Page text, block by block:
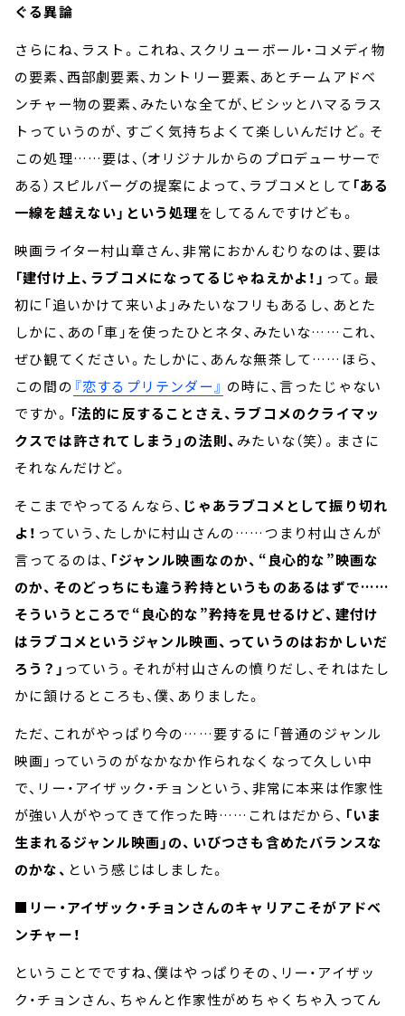
ぐる異論
さらにね、ラスト。これね、スクリューボール・コメディ物
の要素、西部劇要素、カントリー要素、あとチームアドベ
ンチャー物の要素、みたいな全てが、ビシッとハマるラス
トっていうのが、すごく気持ちよくて楽しいんだけど。そ
この処理……要は、（オリジナルからのプロデューサーで
ある）スピルバーグの提案によって、ラブコメとして 「ある
一線を越えない」という処理をしてるんですけども。
映画ライター村山章さん、非常におかんむりなのは、要は
「建付け上、ラブコメになってるじゃねえかよ！」 って。最
初に「追いかけて来いよ」みたいなフリもあるし、あとた
しかに、あの「車」を使ったひとネタ、みたいな……これ、
ぜひ観てください。たしかに、あんな無茶して……ほら、
この間の 『恋するプリテンダー』 の時に、言ったじゃない
ですか。 「法的に反することさえ、ラブコメのクライマッ
クスでは許されてしまう」の法則、 みたいな（笑）。まさに
それなんだけど。
そこまでやってるんなら、 じゃあラブコメとして振り切れ
よ！ っていう、たしかに村山さんの……つまり村山さんが
言ってるのは、 「ジャンル映画なのか、“良心的な”映画な
のか、そのどっちにも違う矜持というものあるはずで……
そういうところで“良心的な”矜持を見せるけど、建付け
はラブコメというジャンル映画、っていうのはおかしいだ
ろう？」 っていう。それが村山さんの憤りだし、それはたし
かに頷けるところも、僕、ありました。
ただ、これがやっぱり今の……要するに「普通のジャンル
映画」っていうのがなかなか作られなくなって久しい中
で、リー・アイザック・チョンという、非常に本来は作家性
が強い人がやってきて作った時……これはだから、 「いま
生まれるジャンル映画」の、いびつさも含めたバランスな
のかな、 という感じはしました。
■リー・アイザック・チョンさんのキャリアこそがアドベ
ンチャー！
ということでですね、僕はやっぱりその、リー・アイザッ
ク・チョンさん、ちゃんと作家性がめちゃくちゃ入ってん